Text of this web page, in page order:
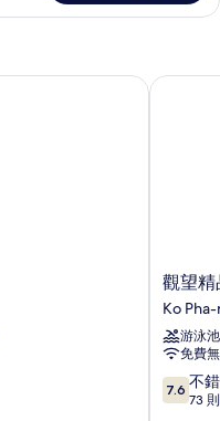
觀
望
精
品
渡
假
村
觀望精
Ko
游泳池
免費
7.6
分，
7.6 不
73
觀望精